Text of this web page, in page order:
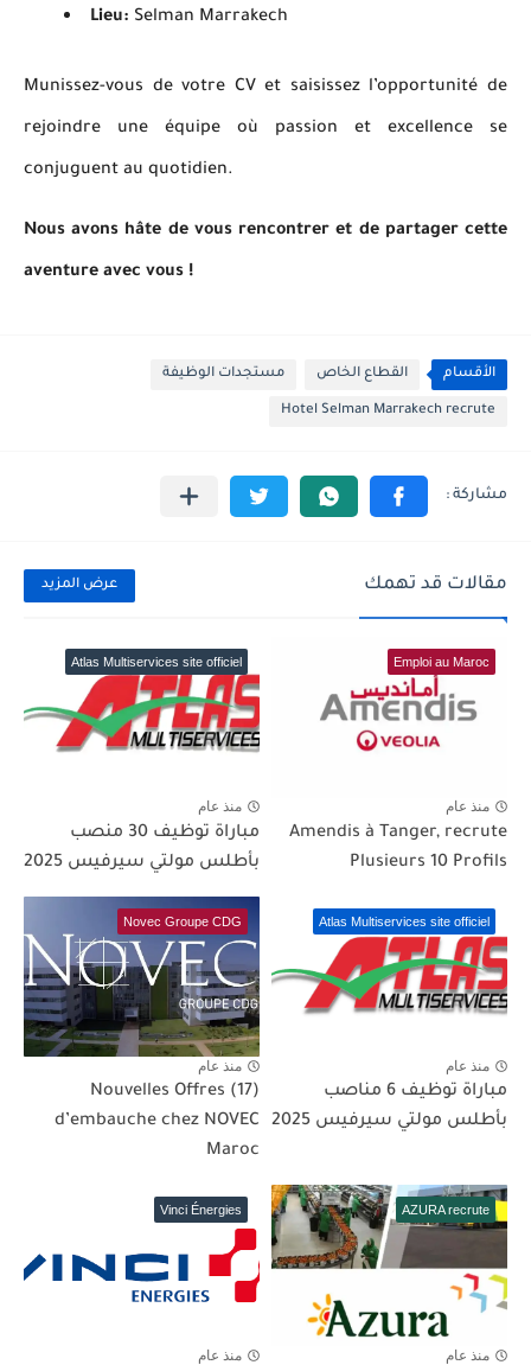
Lieu: Selman Marrakech
Munissez-vous de votre CV et saisissez l’opportunité de
rejoindre une équipe où passion et excellence se
conjuguent au quotidien.
Nous avons hâte de vous rencontrer et de partager cette
aventure avec vous !
الأقسام القطاع الخاص مستجدات الوظيفة
Hotel Selman Marrakech recrute
مقالات قد تهمك عرض المزيد
Emploi au Maroc
منذ عام
Amendis à Tanger, recrute
Plusieurs 10 Profils
Atlas Multiservices site officiel
منذ عام
مباراة توظيف 30 منصب
بأطلس مولتي سيرفيس 2025
Atlas Multiservices site officiel
منذ عام
مباراة توظيف 6 مناصب
بأطلس مولتي سيرفيس 2025
Novec Groupe CDG
منذ عام
(17) Nouvelles Offres
d’embauche chez NOVEC
Maroc
AZURA recrute
منذ عام
Vinci Énergies
منذ عام